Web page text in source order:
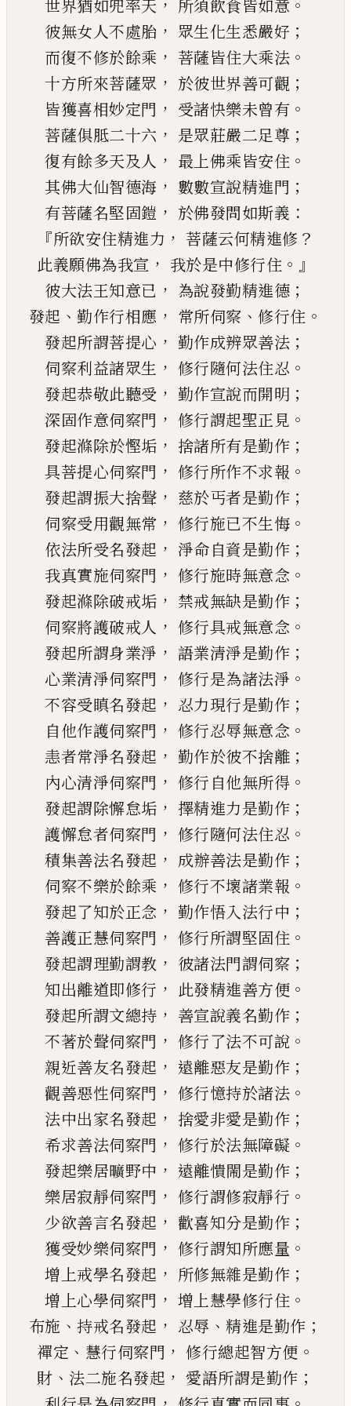
世界猶如兜率天 ， 所須飲食皆如意 。
彼無女人不處胎 ， 眾生化生悉嚴好 ；
而復不修於餘乘 ， 菩薩皆住大乘法 。
十方所來菩薩眾 ， 於彼世界善可觀 ；
皆獲喜相妙定門 ， 受諸快樂未曾有 。
菩薩俱胝二十六 ， 是眾莊嚴二足尊 ；
復有餘多天及人 ， 最上佛乘皆安住 。
其佛大仙智德海 ， 數數宣說精進門 ；
有菩薩名堅固鎧 ， 於佛發問如斯義 ：
『所欲安住精進力 ， 菩薩云何精進修 ？
此義願佛為我宣 ， 我於是中修行住 。』
彼大法王知意已 ， 為說發勤精進德 ；
發起 、勤作行相應 ， 常所伺察 、修行住 。
發起所謂菩提心 ， 勤作成辨眾善法 ；
伺察利益諸眾生 ， 修行隨何法住忍 。
發起恭敬此聽受 ， 勤作宣說而開明 ；
深固作意伺察門 ， 修行謂起聖正見 。
發起滌除於慳垢 ， 捨諸所有是勤作 ；
具菩提心伺察門 ， 修行所作不求報 。
發起謂振大捨聲 ， 慈於丐者是勤作 ；
伺察受用觀無常 ， 修行施已不生悔 。
依法所受名發起 ， 淨命自資是勤作 ；
我真實施伺察門 ， 修行施時無意念 。
發起滌除破戒垢 ， 禁戒無缺是勤作 ；
伺察將護破戒人 ， 修行具戒無意念 。
發起所謂身業淨 ， 語業清淨是勤作 ；
心業清淨伺察門 ， 修行是為諸法淨 。
不容受瞋名發起 ， 忍力現行是勤作 ；
自他作護伺察門 ， 修行忍辱無意念 。
恚者常淨名發起 ， 勤作於彼不捨離 ；
內心清淨伺察門 ， 修行自他無所得 。
發起謂除懈怠垢 ， 擇精進力是勤作 ；
護懈怠者伺察門 ， 修行隨何法住忍 。
積集善法名發起 ， 成辦善法是勤作 ；
伺察不樂於餘乘 ， 修行不壞諸業報 。
發起了知於正念 ， 勤作悟入法行中 ；
善護正慧伺察門 ， 修行所謂堅固住 。
發起謂理勤謂教 ， 彼諸法門謂伺察 ；
知出離道即修行 ， 此發精進善方便 。
發起所謂文總持 ， 善宣說義名勤作 ；
不著於聲伺察門 ， 修行了法不可說 。
親近善友名發起 ， 遠離惡友是勤作 ；
觀善惡性伺察門 ， 修行憶持於諸法 。
法中出家名發起 ， 捨愛非愛是勤作 ；
希求善法伺察門 ， 修行於法無障礙 。
發起樂居曠野中 ， 遠離憒閙是勤作 ；
樂居寂靜伺察門 ， 修行謂修寂靜行 。
少欲善言名發起 ， 歡喜知分是勤作 ；
獲受妙樂伺察門 ， 修行謂知所應量 。
增上戒學名發起 ， 所修無雜是勤作 ；
增上心學伺察門 ， 增上慧學修行住 。
布施 、 持戒名發起 ， 忍辱 、精進是勤作 ；
禪定 、 慧行伺察門 ， 修行總起智方便 。
財 、 法二施名發起 ， 愛語所謂是勤作 ；